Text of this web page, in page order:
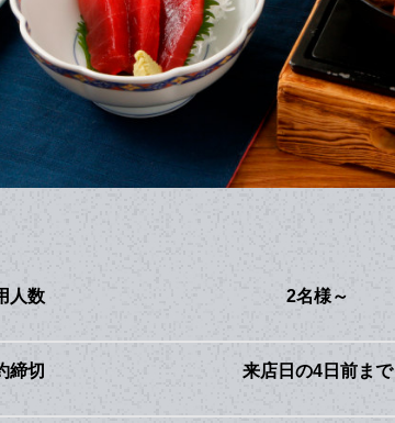
人数 2名様～
締切 来店日の4日前まで